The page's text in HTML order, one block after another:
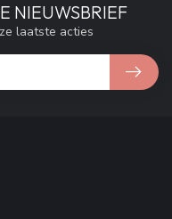
NIEUWSBRIEF
laatste acties